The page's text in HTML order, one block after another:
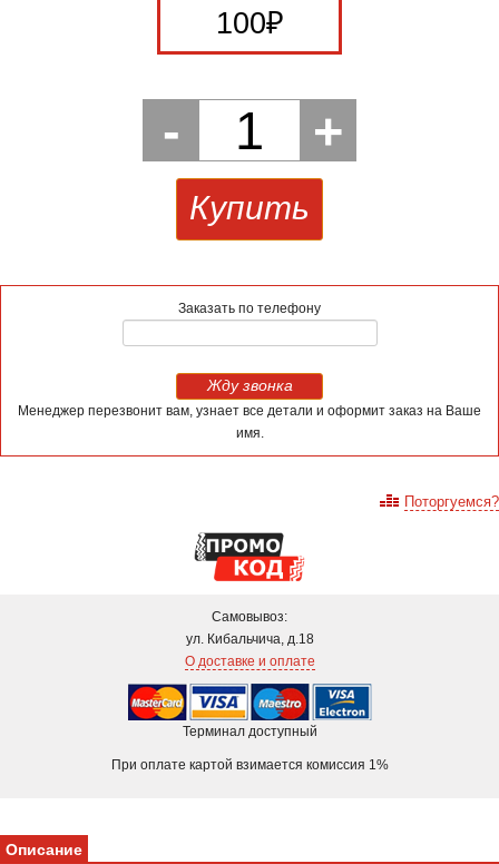
100₽
- 1 +
Купить
Заказать по телефону
Жду звонка
Менеджер перезвонит вам, узнает все детали и оформит заказ на Ваше
имя.
Поторгуемся?
Самовывоз:
ул. Кибальчича, д.18
О доставке и оплате
Терминал доступный
При оплате картой взимается комиссия 1%
Описание